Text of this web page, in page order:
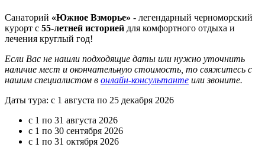
Санаторий «Южное Взморье» - легендарный черноморский
курорт с 55-летней историей для комфортного отдыха и
лечения круглый год!
Если Вас не нашли подходящие даты или нужно уточнить
наличие мест и окончательную стоимость, то свяжитесь с
нашим специалистом в онлайн-консультанте или звоните.
Даты тура: с 1 августа по 25 декабря 2026
с 1 по 31 августа 2026
с 1 по 30 сентября 2026
с 1 по 31 октября 2026